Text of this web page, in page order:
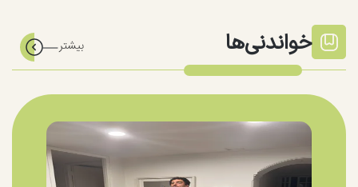
خواندنی‌ها